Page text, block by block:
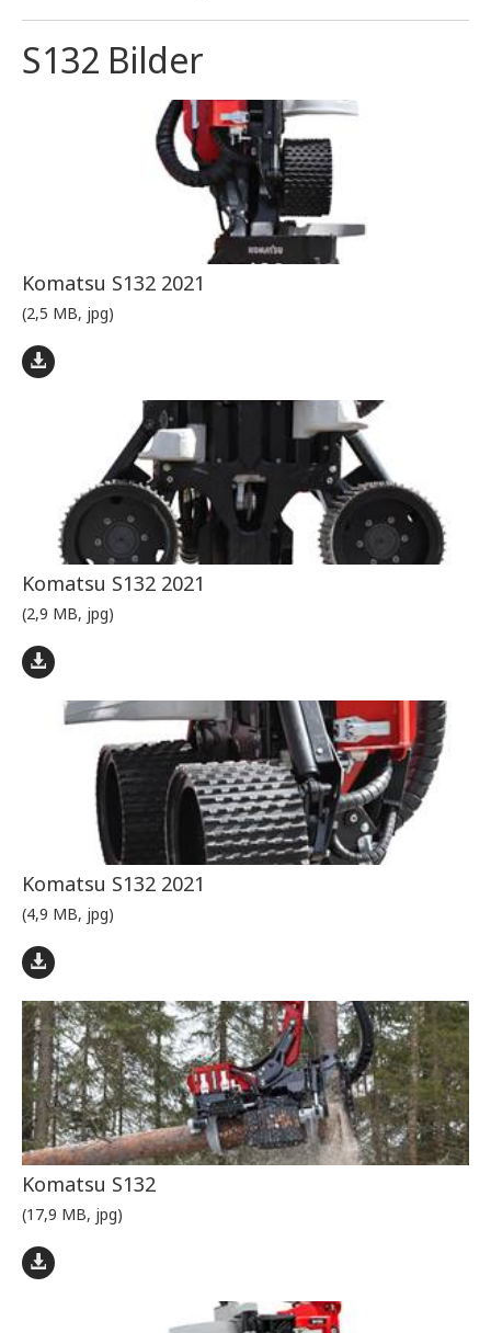
S132 Bilder
Komatsu S132 2021
(2,5 MB, jpg)
Komatsu S132 2021
(2,9 MB, jpg)
Komatsu S132 2021
(4,9 MB, jpg)
Komatsu S132
(17,9 MB, jpg)